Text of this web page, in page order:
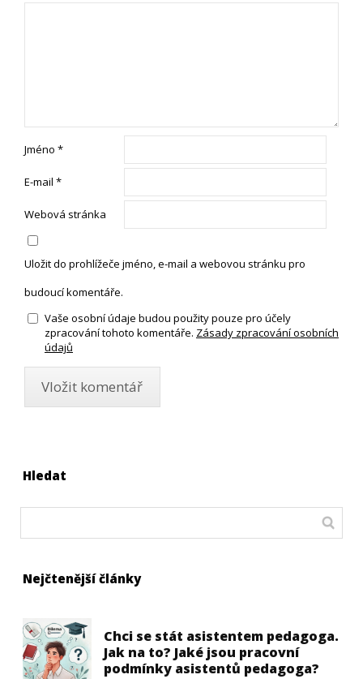
Jméno *
E-mail *
Webová stránka
Uložit do prohlížeče jméno, e-mail a webovou stránku pro
budoucí komentáře.
Vaše osobní údaje budou použity pouze pro účely
zpracování tohoto komentáře. Zásady zpracování osobních
údajů
Hledat
Nejčtenější články
Chci se stát asistentem pedagoga.
Jak na to? Jaké jsou pracovní
podmínky asistentů pedagoga?